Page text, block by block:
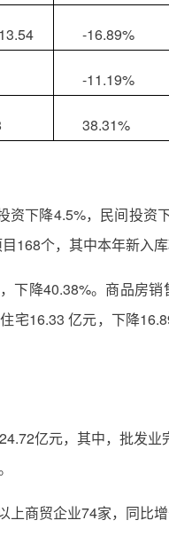
-16.89%
-11.19%
38.31%
下降4.5%，民间投资
个，其中本年新入
降40.38%。商品房销
16.33 亿元，下降
亿元，其中，批发
商贸企业74家，同比增